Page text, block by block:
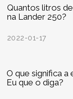
Quantos litros
na Lander 250?
2022-01-17
O que significa a
Eu que o diga?